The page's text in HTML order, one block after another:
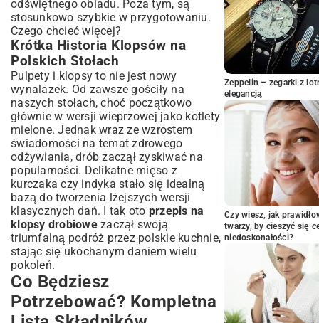
Kreatywne Wariacje na Temat Klopsów
Drobiowych
Klopsy Drobiowe w Sosie Pomidorowym –
Ulubieniec Rodzin
Klopsy z Warzywami – Zdrowa i
Pełnowartościowa Alternatywa
Klopsy Drobiowe z Grzybami w Sosie
Śmietanowym
Pomysły na Klopsy Drobiowe dla Dzieci –
Smacznie i Zdrowo
Z Czym Podawać Klopsy Drobiowe?
Inspiracje Kulinarne
Klasyczne Dodatki – Ziemniaki, Ryż, Kasza
Świeże Sałatki i Surówki – Idealne
Uzupełnienie
Nietypowe Połączenia Smaków – Odkryj
Coś Nowego
Często Zadawane Pytania o Klopsy
Drobiowe (FAQ)
Jak Długo Można Przechowywać Gotowe
Klopsy?
odświętnego obiadu. Poza tym, są
stosunkowo szybkie w przygotowaniu.
Czego chcieć więcej?
Krótka Historia Klopsów na
Polskich Stołach
Pulpety i klopsy to nie jest nowy
wynalazek. Od zawsze gościły na
naszych stołach, choć początkowo
głównie w wersji wieprzowej jako kotlety
mielone. Jednak wraz ze wzrostem
świadomości na temat zdrowego
odżywiania, drób zaczął zyskiwać na
popularności. Delikatne mięso z
kurczaka czy indyka stało się idealną
bazą do tworzenia lżejszych wersji
klasycznych dań. I tak oto przepis na
klopsy drobiowezaczął swoją
triumfalną podróż przez polskie kuchnie,
stając się ukochanym daniem wielu
pokoleń.
Co Będziesz
Potrzebować? Kompletna
Zeppelin – zegarki z
elegancją
Czy wiesz, jak
twarzy, by cieszyć się
niedoskonałości?